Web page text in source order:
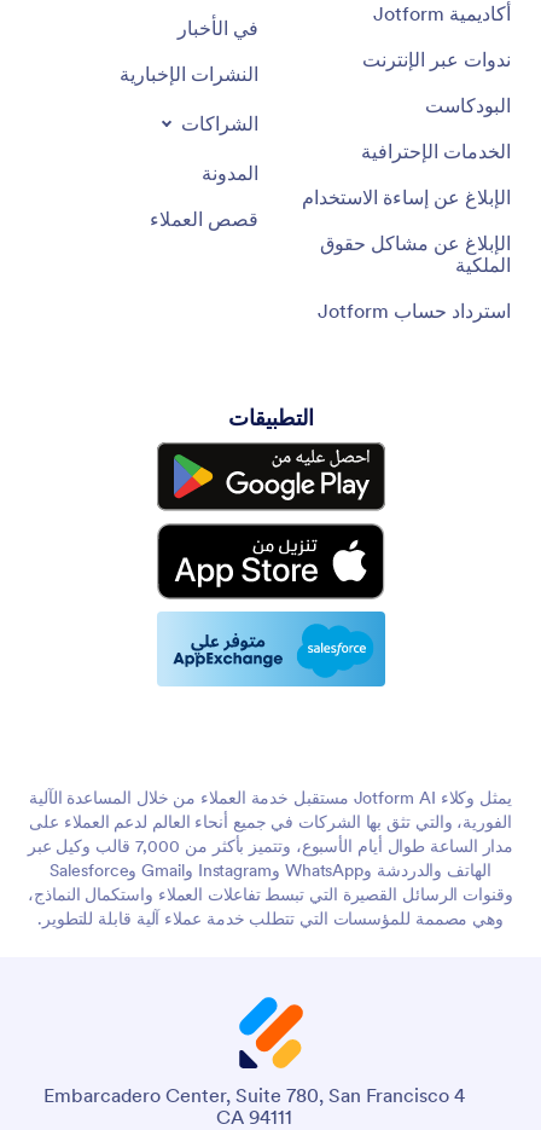
أكاديمية Jotform
ندوات عبر الإنترنت
البودكاست
الخدمات الإحترافية
الإبلاغ عن إساءة الاستخدام
الإبلاغ عن مشاكل حقوق
الملكية
استرداد حساب Jotform
في الأخبار
النشرات الإخبارية
الشراكات
المدونة
قصص العملاء
التطبيقات
يمثل وكلاء Jotform AI مستقبل خدمة العملاء من خلال المساعدة الآلية
الفورية، والتي تثق بها الشركات في جميع أنحاء العالم لدعم العملاء على
مدار الساعة طوال أيام الأسبوع، وتتميز بأكثر من 7,000 قالب وكيل عبر
الهاتف والدردشة وWhatsApp وInstagram وGmail وSalesforce
وقنوات الرسائل القصيرة التي تبسط تفاعلات العملاء واستكمال النماذج،
وهي مصممة للمؤسسات التي تتطلب خدمة عملاء آلية قابلة للتطوير.
4 Embarcadero Center, Suite 780, San Francisco
CA 94111